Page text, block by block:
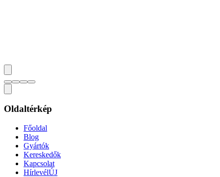
Oldaltérkép
Főoldal
Blog
Gyártók
Kereskedők
Kapcsolat
HírlevélÚJ